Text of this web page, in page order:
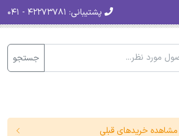
پشتیبانی:
جستجو
مشاهده خریدهای قبلی